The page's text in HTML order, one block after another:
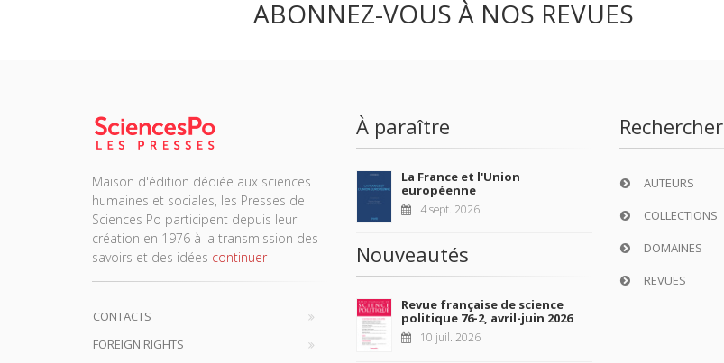
ABONNEZ-VOUS À NOS REVUES
Maison d'édition dédiée aux sciences
humaines et sociales, les Presses de
Sciences Po participent depuis leur
création en 1976 à la transmission des
savoirs et des idées continuer
CONTACTS
FOREIGN RIGHTS
À paraître
La France et l'Union
européenne
4 sept. 2026
Nouveautés
Revue française de science
politique 76-2, avril-juin 2026
10 juil. 2026
Rechercher
AUTEURS
COLLECTIONS
DOMAINES
REVUES